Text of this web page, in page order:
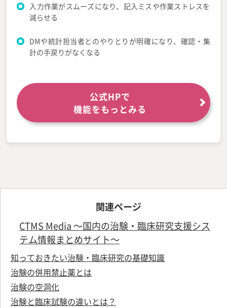
入力作業がスムーズになり、記入ミスや作業ストレスを
減らせる
DMや統計担当者とのやりとりが明確になり、確認・集
計の手戻りがなくなる
公式HPで
機能をもっとみる
関連ページ
CTMS Media ～国内の治験・臨床研究支援シス
テム情報まとめサイト～
知っておきたい治験・臨床研究の基礎知識
治験の併用禁止薬とは
治験の空洞化
治験と臨床試験の違いとは？